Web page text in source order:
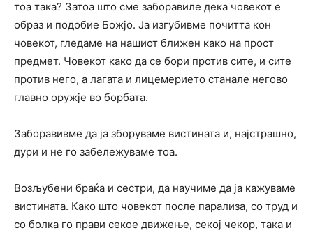
тоа така? Затоа што сме заборавиле дека човекот е
образ и подобие Божјо. Ја изгубивме почитта кон
човекот, гледаме на нашиот ближен како на прост
предмет. Човекот како да се бори против сите, и сите
против него, а лагата и лицемерието станале негово
главно оружје во борбата.
Заборавивме да ја зборуваме вистината и, најстрашно,
дури и не го забележуваме тоа.
Возљубени браќа и сестри, да научиме да ја кажуваме
вистината. Како што човекот после парализа, со труд и
со болка го прави секое движење, секој чекор, така и